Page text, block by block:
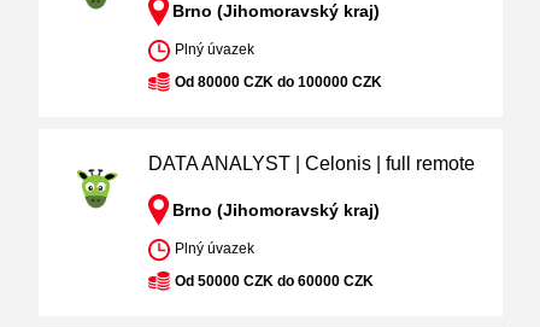
Brno (Jihomoravský kraj)
Plný úvazek
Od 80000 CZK do 100000 CZK
DATA ANALYST | Celonis | full remote
Brno (Jihomoravský kraj)
Plný úvazek
Od 50000 CZK do 60000 CZK